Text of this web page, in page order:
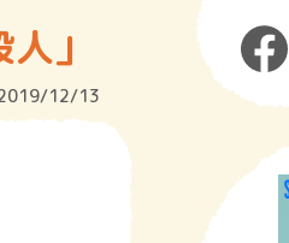
」
12/13